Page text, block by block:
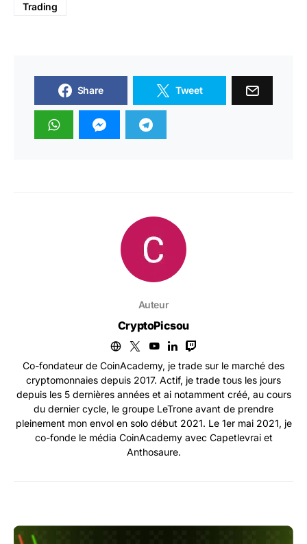
Trading
Share Tweet
Auteur
CryptoPicsou
Co-fondateur de CoinAcademy, je trade sur le marché des
cryptomonnaies depuis 2017. Actif, je trade tous les jours
depuis les 5 dernières années et ai notamment créé, au cours
du dernier cycle, le groupe LeTrone avant de prendre
pleinement mon envol en solo début 2021. Le 1er mai 2021, je
co-fonde le média CoinAcademy avec Capetlevrai et
Anthosaure.